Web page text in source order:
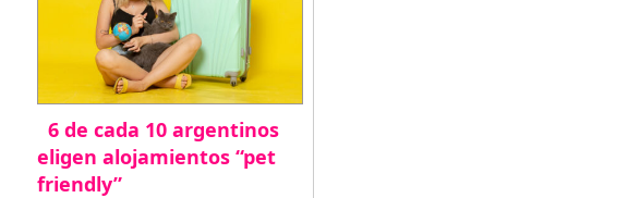
6 de cada 10 argentinos
eligen alojamientos “pet
friendly”